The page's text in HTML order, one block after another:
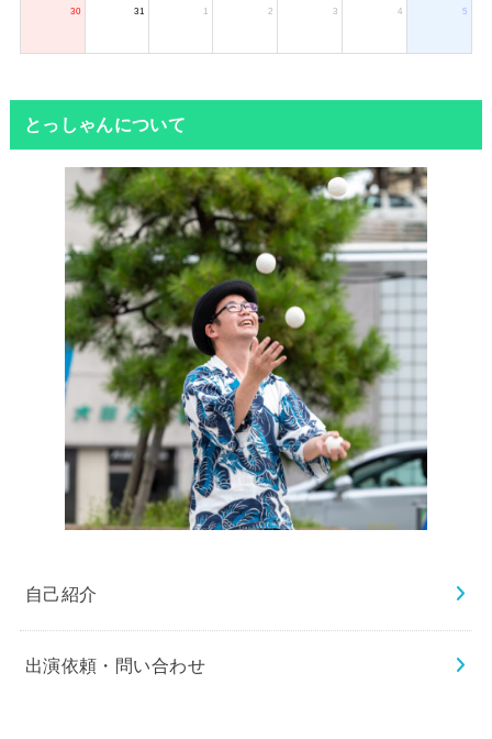
30 31 1 2 3 4 5
とっしゃんについて
自己紹介
出演依頼・問い合わせ